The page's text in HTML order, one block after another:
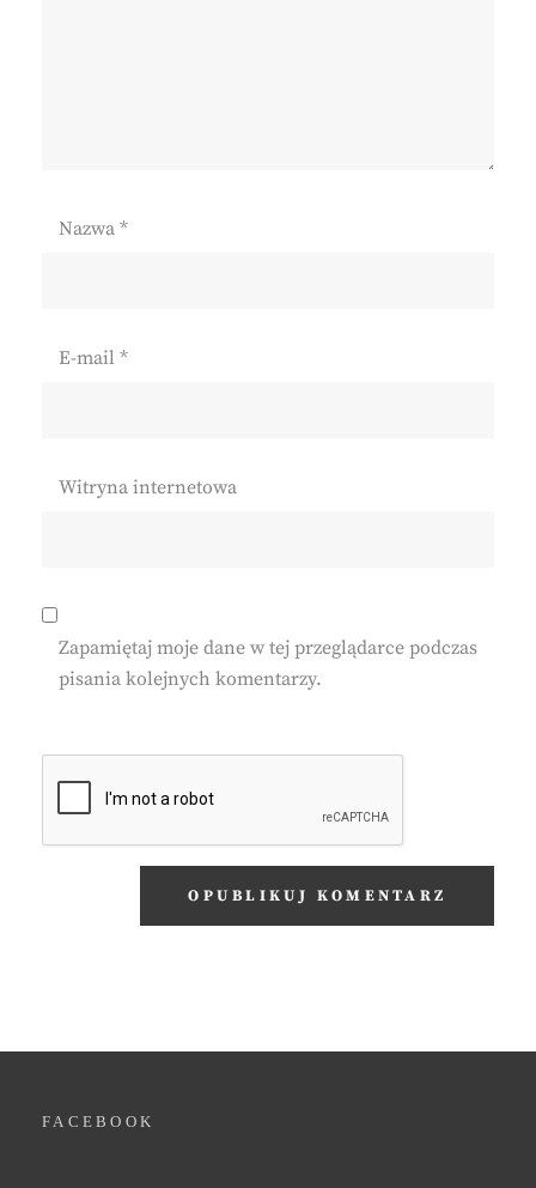
Nazwa *
E-mail *
Witryna internetowa
Zapamiętaj moje dane w tej przeglądarce podczas
pisania kolejnych komentarzy.
FACEBOOK